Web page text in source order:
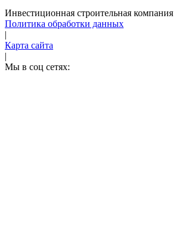
Инвестиционная строительная
Политика обработки данных
|
Карта сайта
|
Мы в соц сетях: